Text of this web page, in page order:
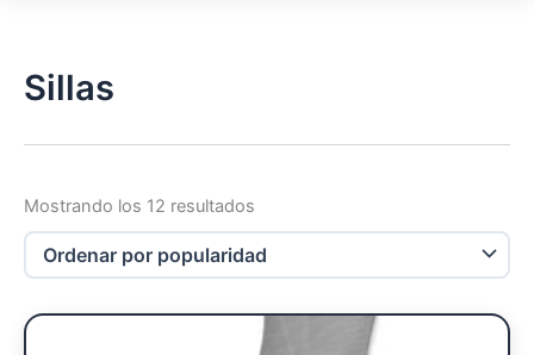
Sillas
Mostrando los 12 resultados